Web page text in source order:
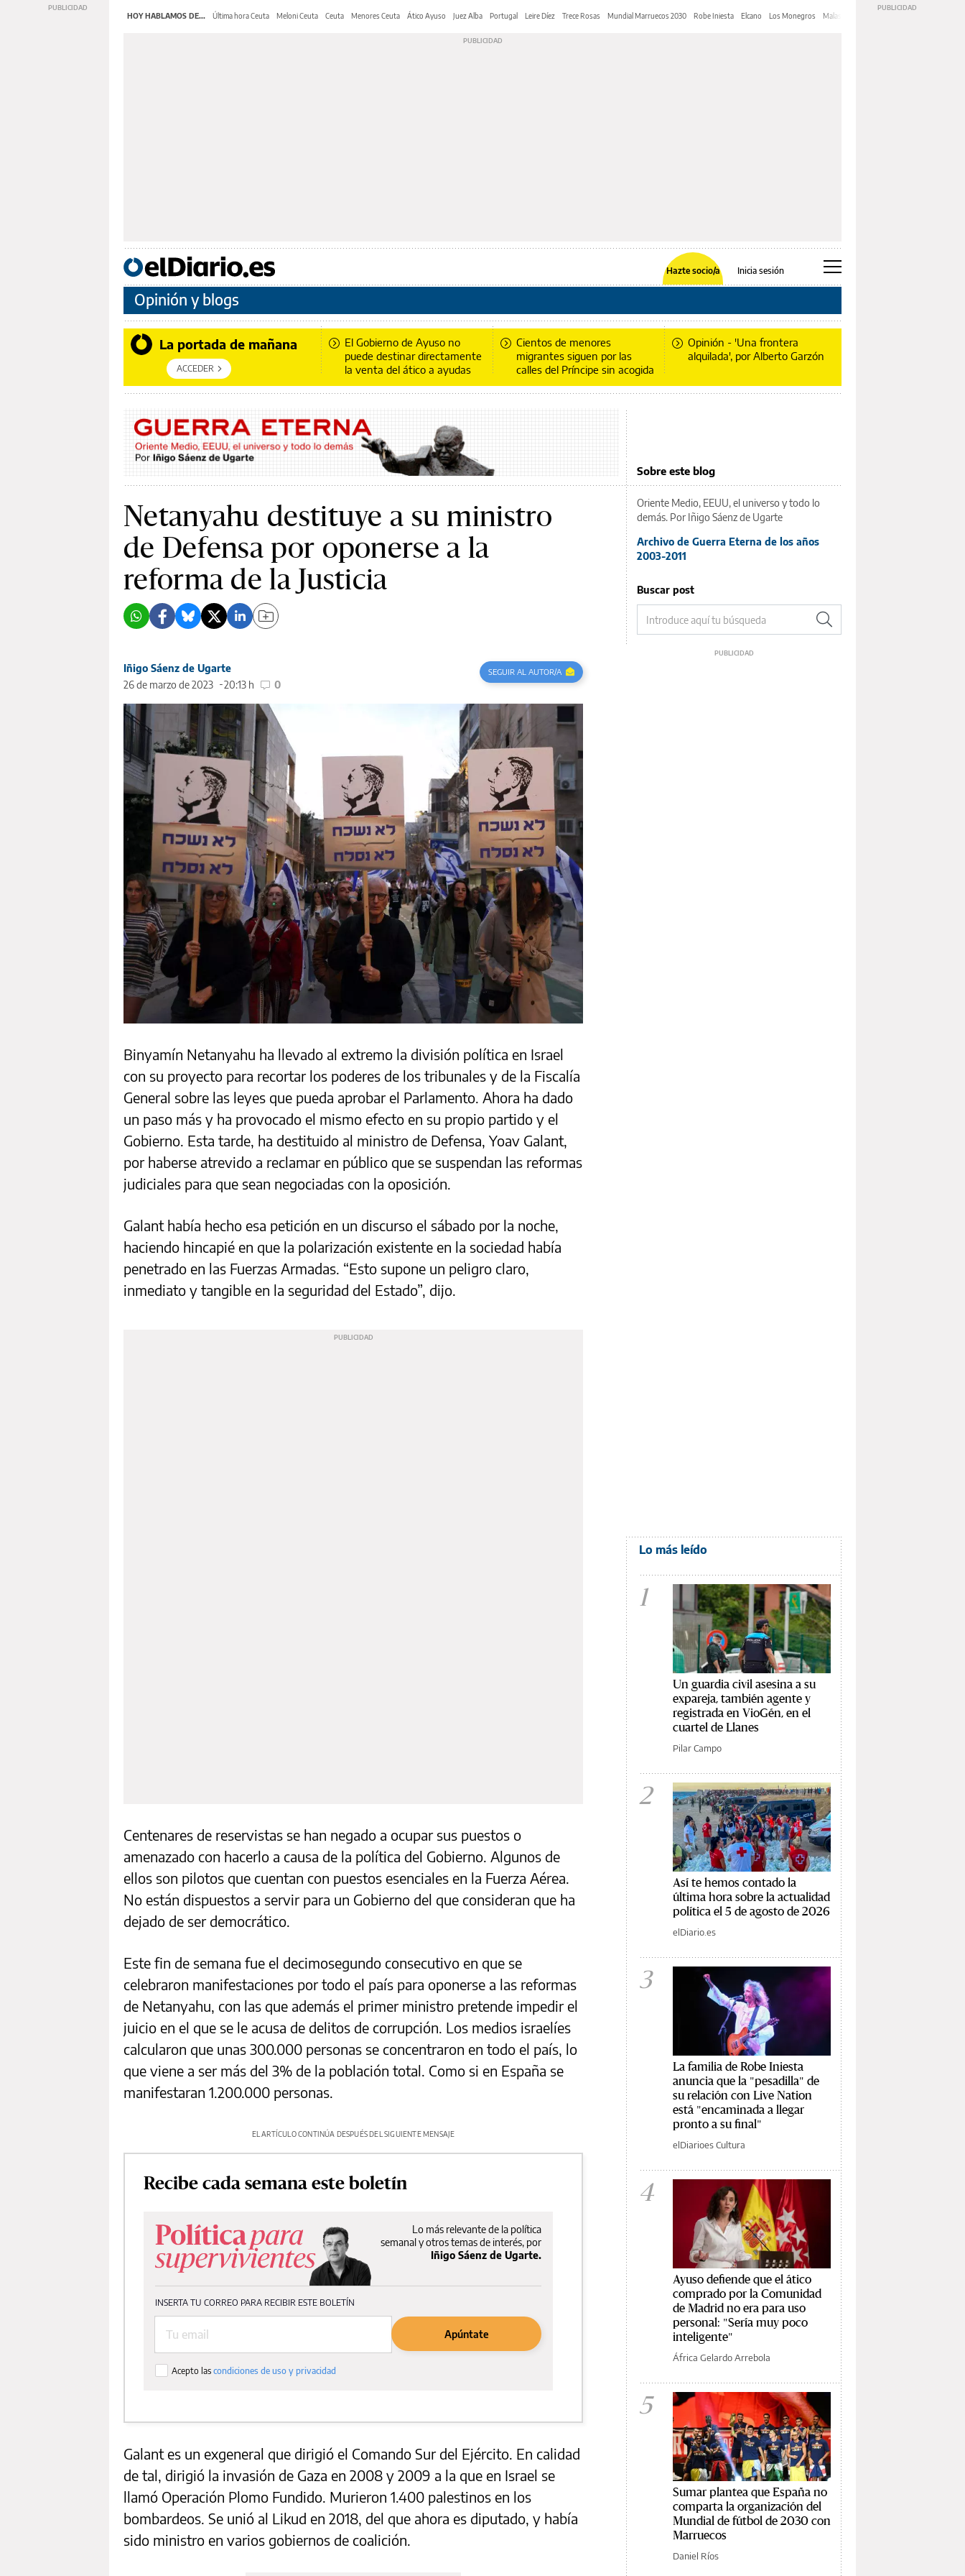
HOY HABLAMOS DE... Última hora Ceuta Meloni Ceuta Ceuta Menores Ceuta Ático Ayuso Juez Alba Portugal Leire Díez Trece Rosas Mundial Marruecos 2030 Robe Iniesta Elcano Los Monegros Malas Lenguas
Hazte socio/a Inicia sesión
Opinión y blogs
La portada de mañana
ACCEDER
El Gobierno de Ayuso no
puede destinar directamente
la venta del ático a ayudas
Cientos de menores
migrantes siguen por las
calles del Príncipe sin acogida
Opinión - 'Una frontera
alquilada', por Alberto Garzón
Netanyahu destituye a su ministro
de Defensa por oponerse a la
reforma de la Justicia
Iñigo Sáenz de Ugarte
26 de marzo de 2023
20:13 h 0
SEGUIR AL AUTOR/A
Binyamín Netanyahu ha llevado al extremo la división política en Israel
con su proyecto para recortar los poderes de los tribunales y de la Fiscalía
General sobre las leyes que pueda aprobar el Parlamento. Ahora ha dado
un paso más y ha provocado el mismo efecto en su propio partido y el
Gobierno. Esta tarde, ha destituido al ministro de Defensa, Yoav Galant,
por haberse atrevido a reclamar en público que se suspendan las reformas
judiciales para que sean negociadas con la oposición.
Galant había hecho esa petición en un discurso el sábado por la noche,
haciendo hincapié en que la polarización existente en la sociedad había
penetrado en las Fuerzas Armadas. “Esto supone un peligro claro,
inmediato y tangible en la seguridad del Estado”, dijo.
Centenares de reservistas se han negado a ocupar sus puestos o
amenazado con hacerlo a causa de la política del Gobierno. Algunos de
ellos son pilotos que cuentan con puestos esenciales en la Fuerza Aérea.
No están dispuestos a servir para un Gobierno del que consideran que ha
dejado de ser democrático.
Este fin de semana fue el decimosegundo consecutivo en que se
celebraron manifestaciones por todo el país para oponerse a las reformas
de Netanyahu, con las que además el primer ministro pretende impedir el
juicio en el que se le acusa de delitos de corrupción. Los medios israelíes
calcularon que unas 300.000 personas se concentraron en todo el país, lo
que viene a ser más del 3% de la población total. Como si en España se
manifestaran 1.200.000 personas.
EL ARTÍCULO CONTINÚA DESPUÉS DEL SIGUIENTE MENSAJE
Recibe cada semana este boletín
Galant es un exgeneral que dirigió el Comando Sur del Ejército. En calidad
de tal, dirigió la invasión de Gaza en 2008 y 2009 a la que en Israel se
llamó Operación Plomo Fundido. Murieron 1.400 palestinos en los
bombardeos. Se unió al Likud en 2018, del que ahora es diputado, y había
sido ministro en varios gobiernos de coalición.
Sobre este blog
Oriente Medio, EEUU, el universo y todo lo
demás. Por Iñigo Sáenz de Ugarte
Archivo de Guerra Eterna de los años
2003-2011
Buscar post
Lo más leído
1
Un guardia civil asesina a su
expareja, también agente y
registrada en VioGén, en el
cuartel de Llanes
Pilar Campo
2
Así te hemos contado la
última hora sobre la actualidad
política el 5 de agosto de 2026
elDiario.es
3
La familia de Robe Iniesta
anuncia que la "pesadilla" de
su relación con Live Nation
está "encaminada a llegar
pronto a su final"
elDiarioes Cultura
4
Ayuso defiende que el ático
comprado por la Comunidad
de Madrid no era para uso
personal: "Sería muy poco
inteligente"
África Gelardo Arrebola
5
Sumar plantea que España no
comparta la organización del
Mundial de fútbol de 2030 con
Marruecos
Daniel Ríos